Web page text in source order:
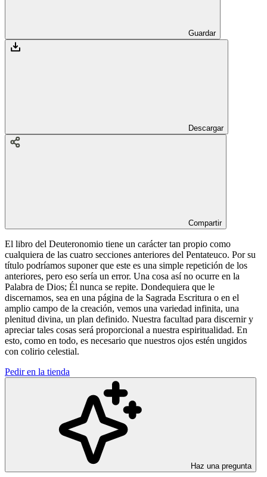
Guardar
Descargar
Compartir
El libro del Deuteronomio tiene un carácter tan propio como
cualquiera de las cuatro secciones anteriores del Pentateuco. Por su
título podríamos suponer que este es una simple repetición de los
anteriores, pero eso sería un error. Una cosa así no ocurre en la
Palabra de Dios; Él nunca se repite. Dondequiera que le
discernamos, sea en una página de la Sagrada Escritura o en el
amplio campo de la creación, vemos una variedad infinita, una
plenitud divina, un plan definido. Nuestra facultad para discernir y
apreciar tales cosas será proporcional a nuestra espiritualidad. En
esto, como en todo, es necesario que nuestros ojos estén ungidos
con colirio celestial.
Pedir en la tienda
Haz una pregunta